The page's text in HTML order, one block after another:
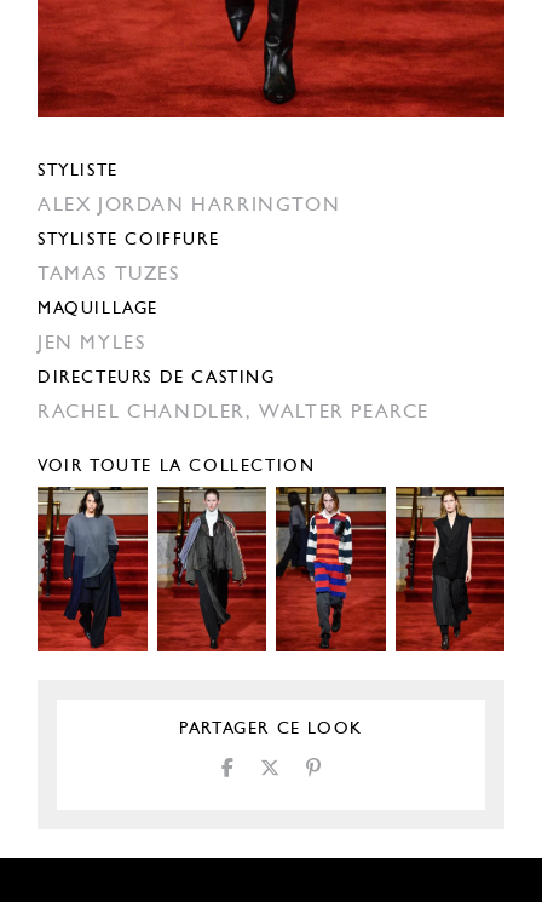
STYLISTE
ALEX JORDAN HARRINGTON
STYLISTE COIFFURE
TAMAS TUZES
MAQUILLAGE
JEN MYLES
DIRECTEURS DE CASTING
RACHEL CHANDLER,WALTER PEARCE
VOIR TOUTE LA COLLECTION
PARTAGER CE LOOK